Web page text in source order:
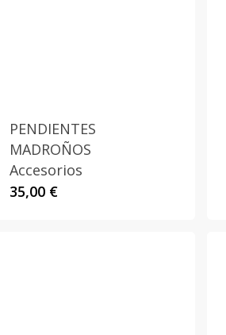
PENDIENTES
MADROÑOS
Accesorios
35,00 €